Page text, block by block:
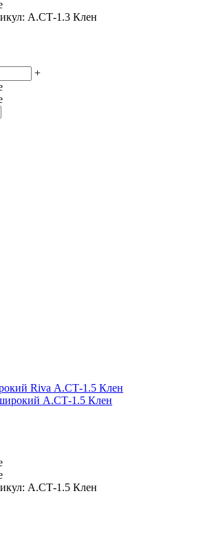
А.СТ-1.3 Клен
+
А.СТ-1.5 Клен
А.СТ-1.5 Клен